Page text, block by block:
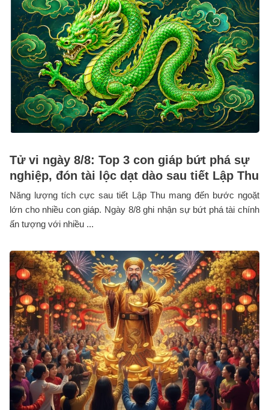
Tử vi ngày 8/8: Top 3 con giáp bứt phá sự
nghiệp, đón tài lộc dạt dào sau tiết Lập Thu
Năng lượng tích cực sau tiết Lập Thu mang đến bước ngoặt
lớn cho nhiều con giáp. Ngày 8/8 ghi nhận sự bứt phá tài chính
ấn tượng với nhiều ...